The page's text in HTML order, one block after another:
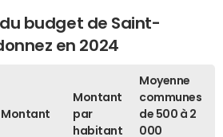
du budget de Saint-
en 2024
Montant
Montant
par
habitant
Moyenne
communes
de 500 à 2
000